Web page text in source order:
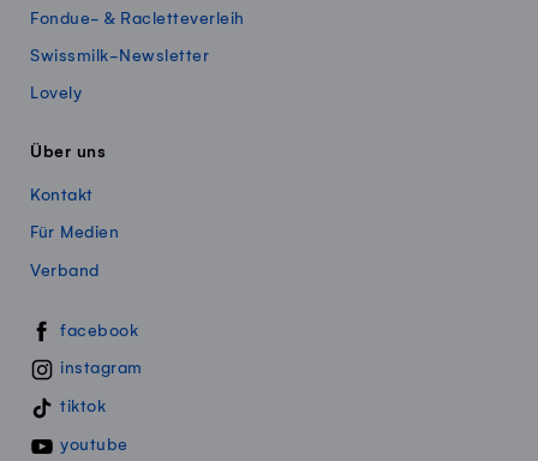
Fondue- & Racletteverleih
Swissmilk-Newsletter
Lovely
Über uns
Kontakt
Für Medien
Verband
Swissmillk auf Social Media
facebook
instagram
tiktok
youtube